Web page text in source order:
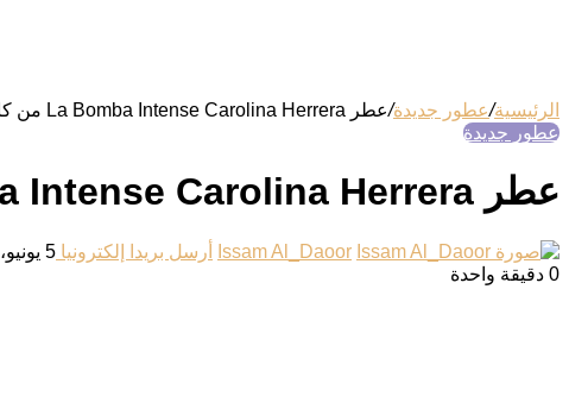
الرئيسية/عطور جديدة/عطر La Bomba Intense Carolina Herrera من كارولينا هيريرا
عطور جديدة
عطر La Bomba Intense Carolina Herrera من كارولينا هيريرا
Issam Al_Daoor أرسل بريدا إلكترونيا 5 يونيو، 2026
0 دقيقة واحدة